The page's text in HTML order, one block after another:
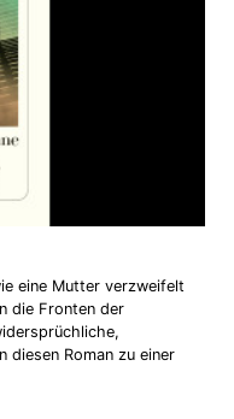
eine Mutter verzweifelt
die Fronten der
diesen Roman zu einer